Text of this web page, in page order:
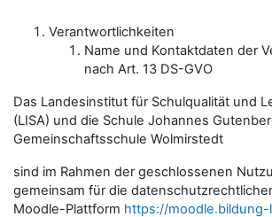
Verantwortlichkeiten
Name und Kontaktdaten der
nach Art. 13 DS-GVO
Das Landesinstitut für Schulqualität und
(LISA) und die Schule Johannes
Gemeinschaftsschule Wolmirstedt
sind im Rahmen der geschlossenen
gemeinsam für die
Moodle-Plattform https://